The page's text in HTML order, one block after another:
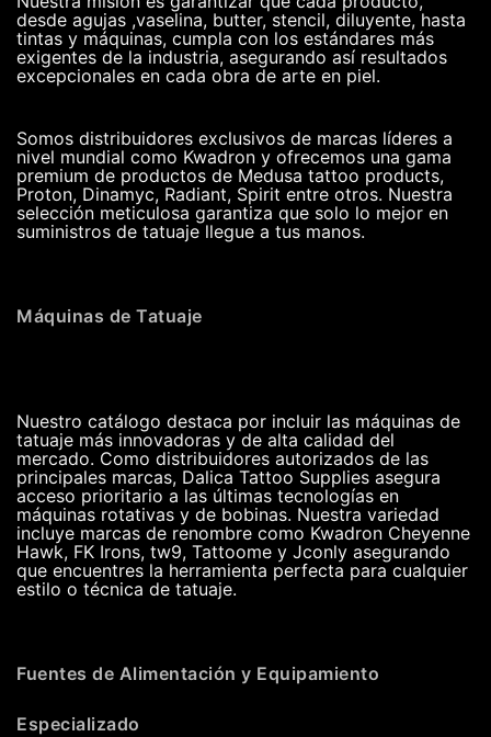
desde agujas ,vaselina, butter, stencil, diluyente, hasta
tintas y máquinas, cumpla con los estándares más
exigentes de la industria, asegurando así resultados
excepcionales en cada obra de arte en piel.
Somos distribuidores exclusivos de marcas líderes a
nivel mundial como Kwadron y ofrecemos una gama
premium de productos de Medusa tattoo products,
Proton, Dinamyc, Radiant, Spirit entre otros. Nuestra
selección meticulosa garantiza que solo lo mejor en
suministros de tatuaje llegue a tus manos.
Máquinas de Tatuaje
Nuestro catálogo destaca por incluir las máquinas de
tatuaje más innovadoras y de alta calidad del
mercado. Como distribuidores autorizados de las
principales marcas, Dalica Tattoo Supplies asegura
acceso prioritario a las últimas tecnologías en
máquinas rotativas y de bobinas. Nuestra variedad
incluye marcas de renombre como Kwadron Cheyenne
Hawk, FK Irons, tw9, Tattoome y Jconly asegurando
que encuentres la herramienta perfecta para cualquier
estilo o técnica de tatuaje.
Fuentes de Alimentación y Equipamiento
Especializado